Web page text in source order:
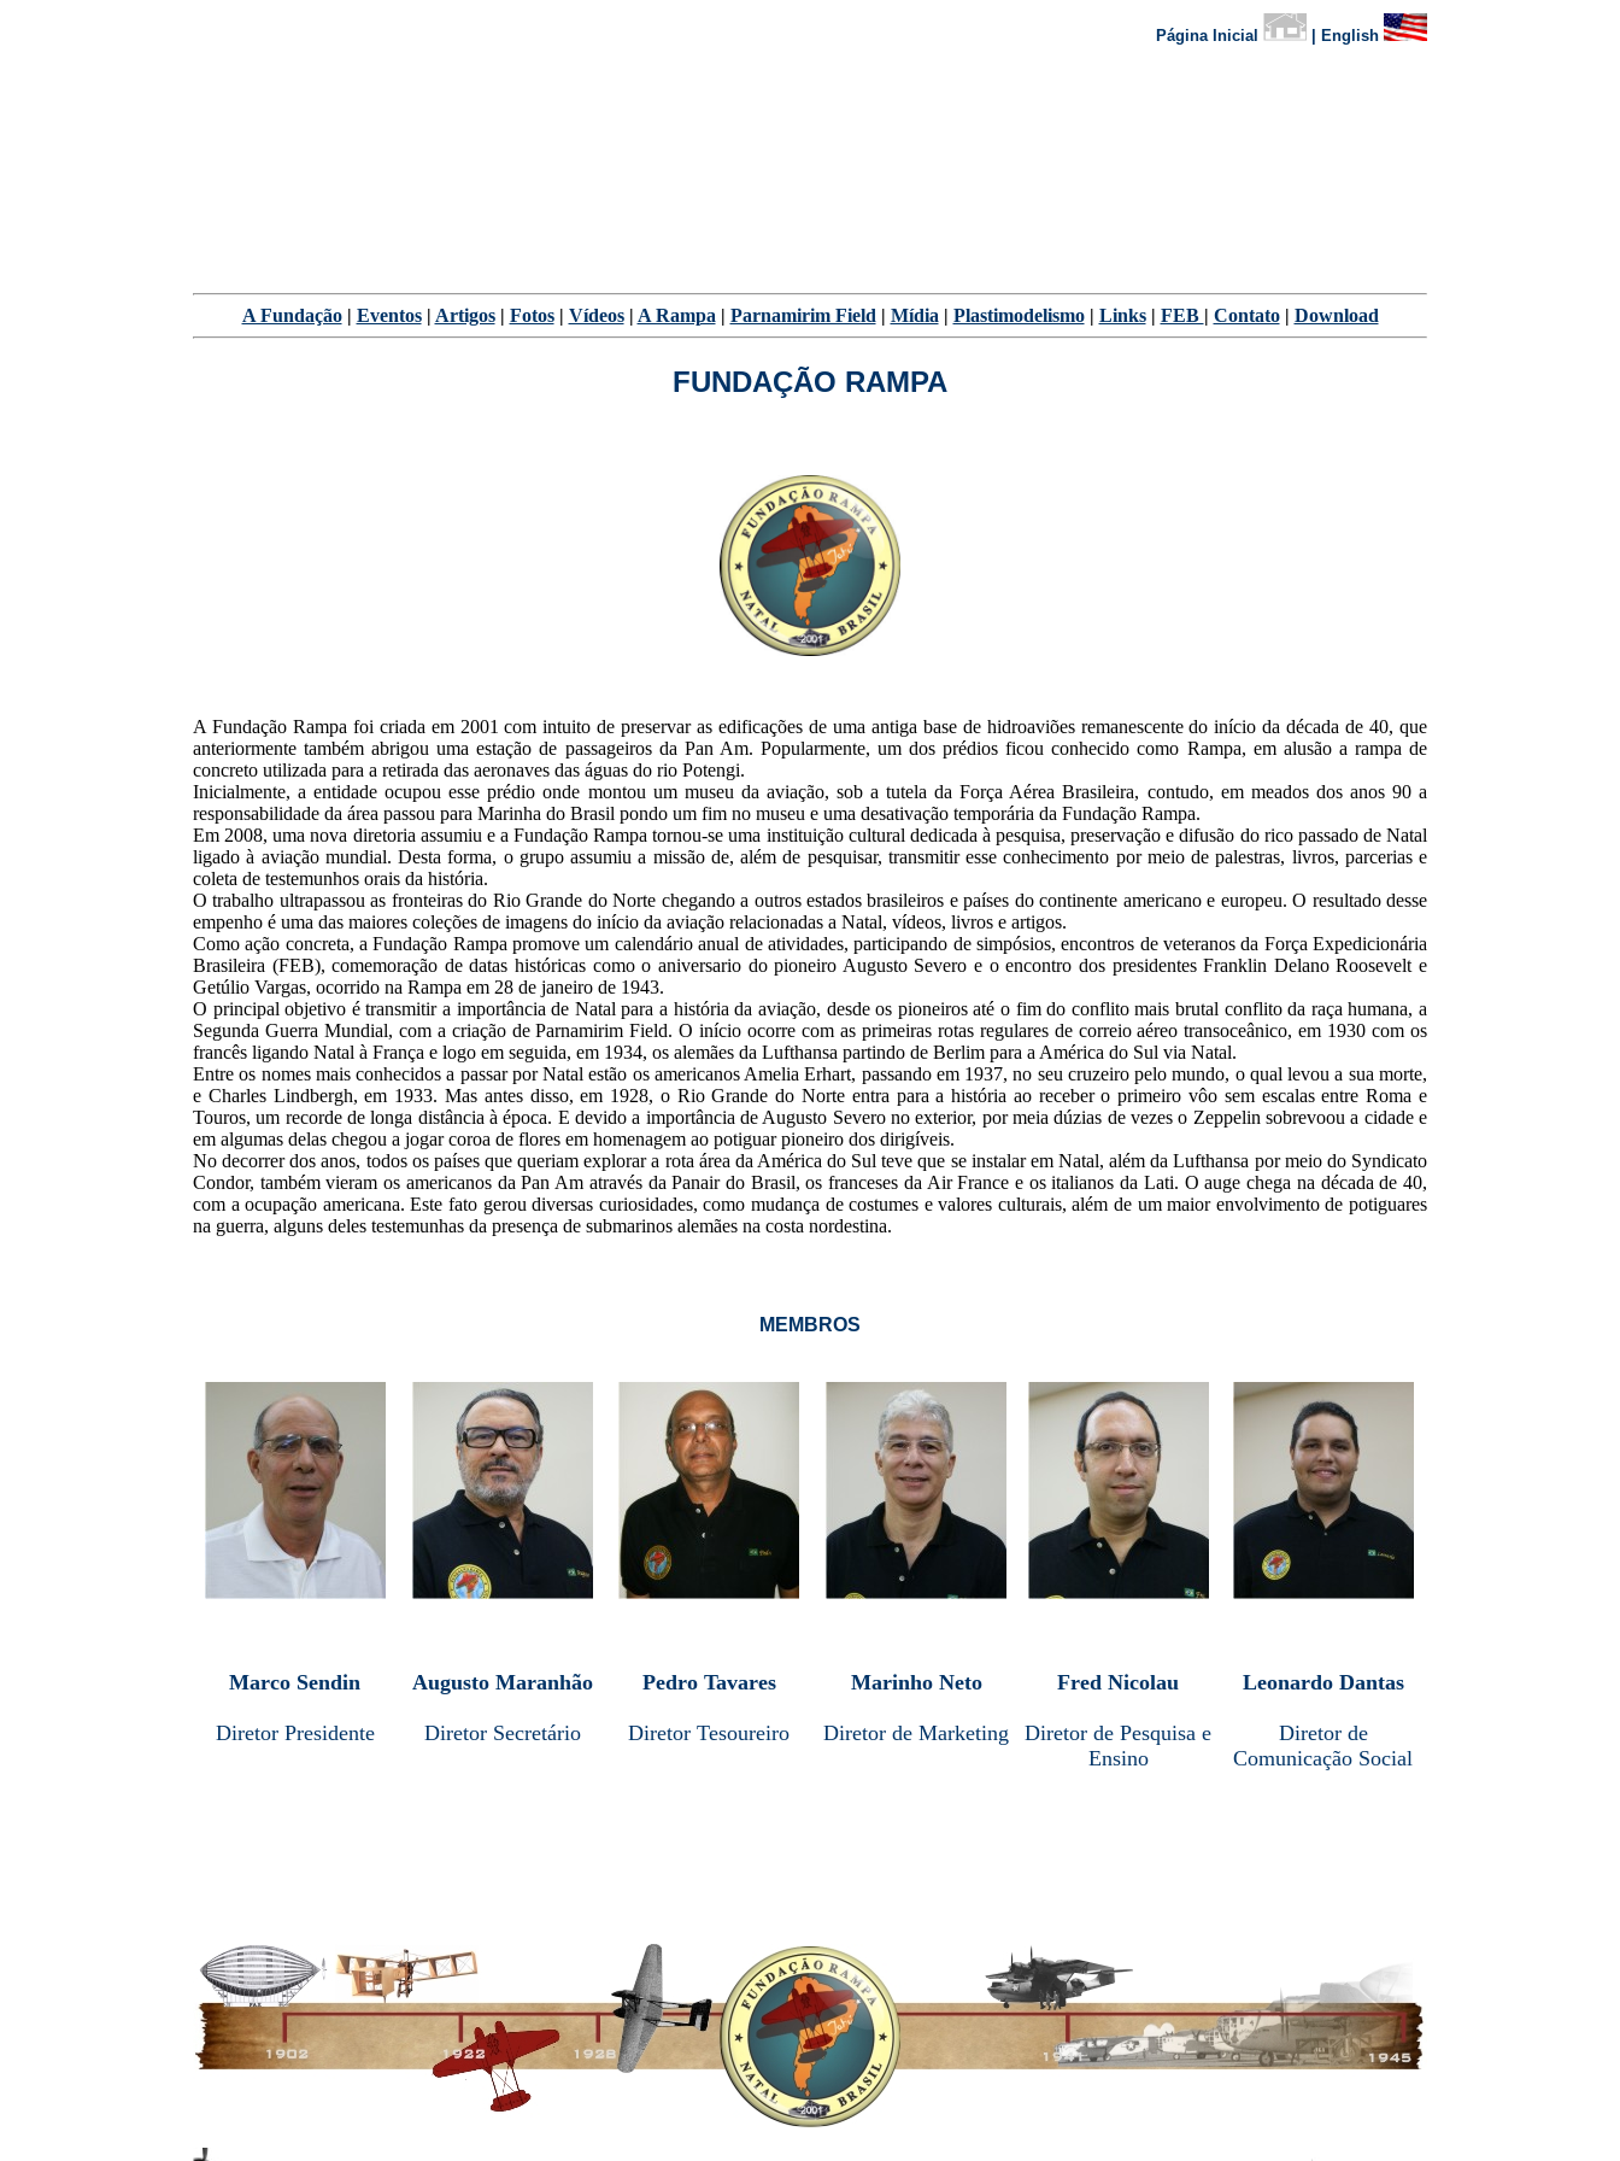
Página Inicial | English
A Fundação| Eventos| Artigos| Fotos| Vídeos| A Rampa | Parnamirim Field | Mídia | Plastimodelismo| Links| FEB | Contato | Download
FUNDAÇÃO RAMPA
A Fundação Rampa foi criada em 2001 com intuito de preservar as edificações de uma antiga base de hidroaviões remanescente do início da década de 40, que
anteriormente também abrigou uma estação de passageiros da Pan Am. Popularmente, um dos prédios ficou conhecido como Rampa, em alusão a rampa de
concreto utilizada para a retirada das aeronaves das águas do rio Potengi.
Inicialmente, a entidade ocupou esse prédio onde montou um museu da aviação, sob a tutela da Força Aérea Brasileira, contudo, em meados dos anos 90 a
responsabilidade da área passou para Marinha do Brasil pondo um fim no museu e uma desativação temporária da Fundação Rampa.
Em 2008, uma nova diretoria assumiu e a Fundação Rampa tornou-se uma instituição cultural dedicada à pesquisa, preservação e difusão do rico passado de Natal
ligado à aviação mundial. Desta forma, o grupo assumiu a missão de, além de pesquisar, transmitir esse conhecimento por meio de palestras, livros, parcerias e
coleta de testemunhos orais da história.
O trabalho ultrapassou as fronteiras do Rio Grande do Norte chegando a outros estados brasileiros e países do continente americano e europeu. O resultado desse
empenho é uma das maiores coleções de imagens do início da aviação relacionadas a Natal, vídeos, livros e artigos.
Como ação concreta, a Fundação Rampa promove um calendário anual de atividades, participando de simpósios, encontros de veteranos da Força Expedicionária
Brasileira (FEB), comemoração de datas históricas como o aniversario do pioneiro Augusto Severo e o encontro dos presidentes Franklin Delano Roosevelt e
Getúlio Vargas, ocorrido na Rampa em 28 de janeiro de 1943.
O principal objetivo é transmitir a importância de Natal para a história da aviação, desde os pioneiros até o fim do conflito mais brutal conflito da raça humana, a
Segunda Guerra Mundial, com a criação de Parnamirim Field. O início ocorre com as primeiras rotas regulares de correio aéreo transoceânico, em 1930 com os
francês ligando Natal à França e logo em seguida, em 1934, os alemães da Lufthansa partindo de Berlim para a América do Sul via Natal.
Entre os nomes mais conhecidos a passar por Natal estão os americanos Amelia Erhart, passando em 1937, no seu cruzeiro pelo mundo, o qual levou a sua morte,
e Charles Lindbergh, em 1933. Mas antes disso, em 1928, o Rio Grande do Norte entra para a história ao receber o primeiro vôo sem escalas entre Roma e
Touros, um recorde de longa distância à época. E devido a importância de Augusto Severo no exterior, por meia dúzias de vezes o Zeppelin sobrevoou a cidade e
em algumas delas chegou a jogar coroa de flores em homenagem ao potiguar pioneiro dos dirigíveis.
No decorrer dos anos, todos os países que queriam explorar a rota área da América do Sul teve que se instalar em Natal, além da Lufthansa por meio do Syndicato
Condor, também vieram os americanos da Pan Am através da Panair do Brasil, os franceses da Air France e os italianos da Lati. O auge chega na década de 40,
com a ocupação americana. Este fato gerou diversas curiosidades, como mudança de costumes e valores culturais, além de um maior envolvimento de potiguares
na guerra, alguns deles testemunhas da presença de submarinos alemães na costa nordestina.
MEMBROS
Marco Sendin
Diretor Presidente
Augusto Maranhão
Diretor Secretário
Pedro Tavares
Diretor Tesoureiro
Marinho Neto
Diretor de Marketing
Fred Nicolau
Diretor de Pesquisa e
Ensino
Leonardo Dantas
Diretor de
Comunicação Social